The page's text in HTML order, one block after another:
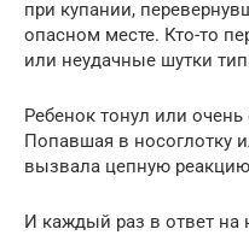
при купании,
опасном месте. Кто-то
или неудачные шутки
Ребенок тонул или
Попавшая в носоглотку
вызвала цепную
И каждый раз в ответ